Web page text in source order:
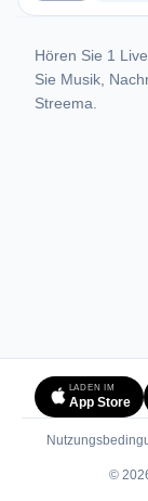
Hören Sie 1
Sie Musik,
Streema.
LADEN IM
App Store
©